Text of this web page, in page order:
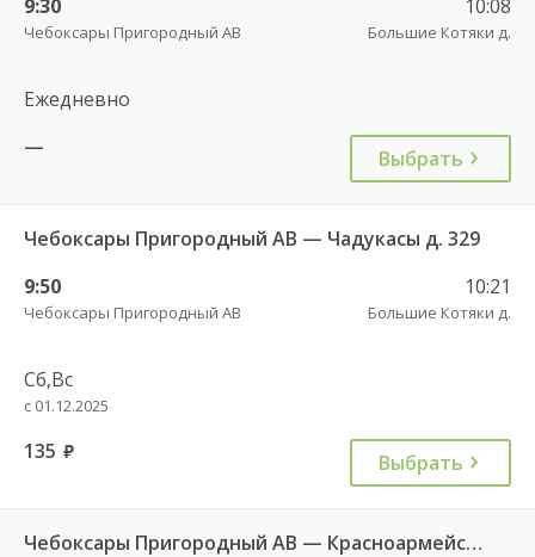
9:30
Чебоксары Пригородный АВ
10:08
Большие Котяки д.
Ежедневно
—
Выбрать
Чебоксары Пригородный АВ — Чадукасы д. 329
9:50
Чебоксары Пригородный АВ
10:21
Большие Котяки д.
Сб,Вс
с 01.12.2025
135 руб. Выбрать
Чебоксары Пригородный АВ — Красноармейское с. ДКП 121